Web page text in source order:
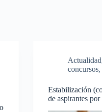
Actualidad
concursos,
Estabilización
de aspirantes